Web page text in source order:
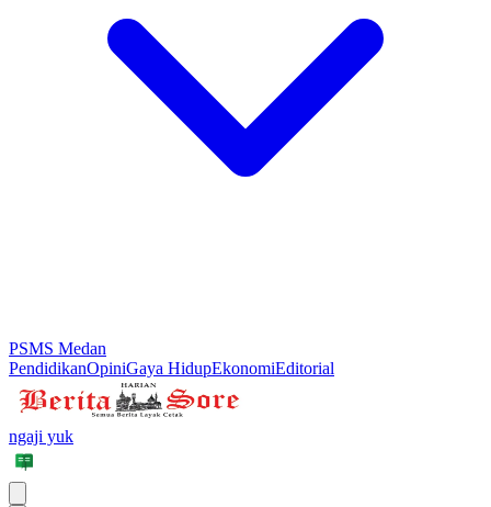
PSMS Medan
PendidikanOpiniGaya HidupEkonomiEditorial
ngaji yuk